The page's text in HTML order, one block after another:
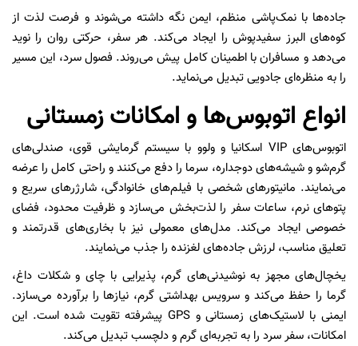
جاده‌ها با نمک‌پاشی منظم، ایمن نگه داشته می‌شوند و فرصت لذت از
کوه‌های البرز سفیدپوش را ایجاد می‌کند. هر سفر، حرکتی روان را نوید
می‌دهد و مسافران با اطمینان کامل پیش می‌روند. فصول سرد، این مسیر
را به منظره‌ای جادویی تبدیل می‌نماید.
انواع اتوبوس‌ها و امکانات زمستانی
اتوبوس‌های VIP اسکانیا و ولوو با سیستم گرمایشی قوی، صندلی‌های
گرم‌شو و شیشه‌های دوجداره، سرما را دفع می‌کنند و راحتی کامل را عرضه
می‌نمایند. مانیتورهای شخصی با فیلم‌های خانوادگی، شارژرهای سریع و
پتوهای نرم، ساعات سفر را لذت‌بخش می‌سازد و ظرفیت محدود، فضای
خصوصی ایجاد می‌کند. مدل‌های معمولی نیز با بخاری‌های قدرتمند و
تعلیق مناسب، لرزش جاده‌های لغزنده را جذب می‌نمایند.
یخچال‌های مجهز به نوشیدنی‌های گرم، پذیرایی با چای و شکلات داغ،
گرما را حفظ می‌کند و سرویس بهداشتی گرم، نیازها را برآورده می‌سازد.
ایمنی با لاستیک‌های زمستانی و GPS پیشرفته تقویت شده است. این
امکانات، سفر سرد را به تجربه‌ای گرم و دلچسب تبدیل می‌کند.